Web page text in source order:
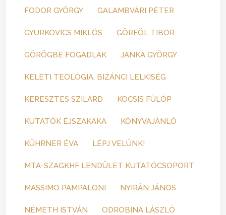
FODOR GYÖRGY GALAMBVÁRI PÉTER
GYURKOVICS MIKLÓS GÖRFÖL TIBOR
GÖRÖGBE FOGADLAK JANKA GYÖRGY
KELETI TEOLÓGIA, BIZÁNCI LELKISÉG
KERESZTES SZILÁRD KOCSIS FÜLÖP
KUTATÓK ÉJSZAKÁKA KÖNYVAJÁNLÓ
KÜHRNER ÉVA LÉPJ VELÜNK!
MTA-SZAGKHF LENDÜLET KUTATÓCSOPORT
MASSIMO PAMPALONI NYIRÁN JÁNOS
NÉMETH ISTVÁN ODROBINA LÁSZLÓ